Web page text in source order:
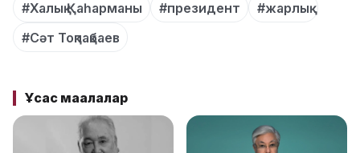
#Халық Қаһарманы #президент
#жарлық
#Сәт Тоқпақбаев
Ұқсас мақалалар